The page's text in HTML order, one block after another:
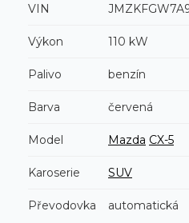
VIN
Výkon 110 kW
Palivo benzín
Barva červená
Model Mazda CX-5
Karoserie SUV
Převodovka automatická